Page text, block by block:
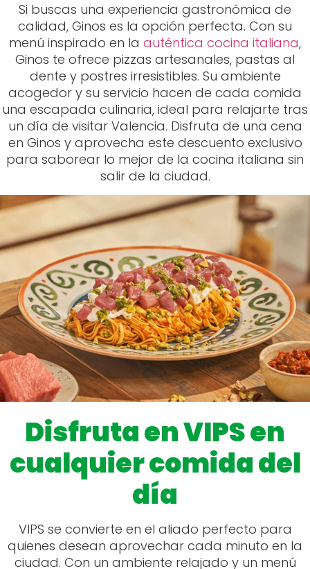
Si buscas una experiencia gastronómica de
calidad, Ginos es la opción perfecta. Con su
menú inspirado en la auténtica cocina italiana,
Ginos te ofrece pizzas artesanales, pastas al
dente y postres irresistibles. Su ambiente
acogedor y su servicio hacen de cada comida
una escapada culinaria, ideal para relajarte tras
un día de visitar Valencia. Disfruta de una cena
en Ginos y aprovecha este descuento exclusivo
para saborear lo mejor de la cocina italiana sin
salir de la ciudad.
Disfruta en VIPS en
cualquier comida del
día
VIPS se convierte en el aliado perfecto para
quienes desean aprovechar cada minuto en la
ciudad. Con un ambiente relajado y un menú